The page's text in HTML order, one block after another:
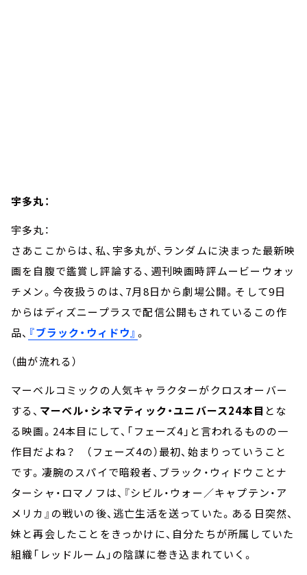
宇多丸：
宇多丸：
さあここからは、私、宇多丸が、ランダムに決まった最新映
画を自腹で鑑賞し評論する、週刊映画時評ムービーウォッ
チメン。今夜扱うのは、7月8日から劇場公開。そして9日
からはディズニープラスで配信公開もされているこの作
品、 『ブラック・ウィドウ』 。
（曲が流れる）
マーベルコミックの人気キャラクターがクロスオーバー
する、 マーベル・シネマティック・ユニバース24本目 とな
る映画。24本目にして、「フェーズ4」と言われるものの一
作目だよね？ （フェーズ4の）最初、始まりっていうこと
です。凄腕のスパイで暗殺者、ブラック・ウィドウことナ
ターシャ・ロマノフは、『シビル・ウォー／キャプテン・ア
メリカ』の戦いの後、逃亡生活を送っていた。ある日突然、
妹と再会したことをきっかけに、自分たちが所属していた
組織「レッドルーム」の陰謀に巻き込まれていく。